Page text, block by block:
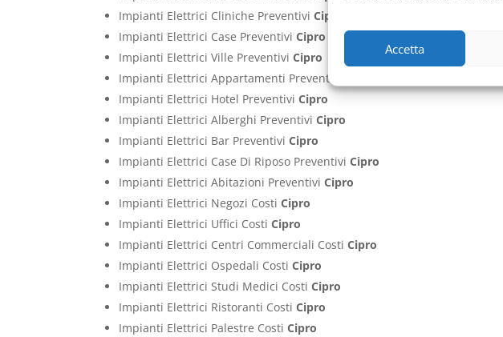
Accetta
Impianti Elettrici Cliniche PreventiviCipro
Impianti Elettrici Case PreventiviCipro
Impianti Elettrici Ville PreventiviCipro
Impianti Elettrici Appartamenti Preventivi
Impianti Elettrici Hotel PreventiviCipro
Impianti Elettrici Alberghi PreventiviCipro
Impianti Elettrici Bar PreventiviCipro
Impianti Elettrici Case Di Riposo PreventiviCipro
Impianti Elettrici Abitazioni PreventiviCipro
Impianti Elettrici Negozi CostiCipro
Impianti Elettrici Uffici CostiCipro
Impianti Elettrici Centri Commerciali CostiCipro
Impianti Elettrici Ospedali CostiCipro
Impianti Elettrici Studi Medici CostiCipro
Impianti Elettrici Ristoranti CostiCipro
Impianti Elettrici Palestre CostiCipro